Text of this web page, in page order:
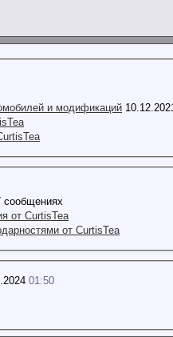
и модификаций
сообщениях
от CurtisTea
от CurtisTea
01:50